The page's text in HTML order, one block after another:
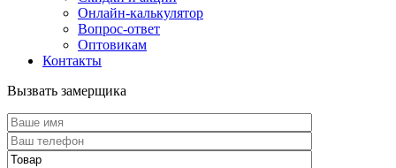
Онлайн-калькулятор
Вопрос-ответ
Оптовикам
Контакты
Вызвать замерщика